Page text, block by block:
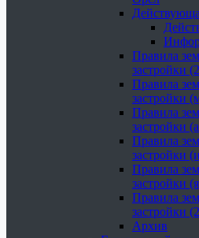
Правила
застройки
Правила
застройки
Правила
застройки
Правила
застройки
Правила
застройки
Правила
застройки
Архив